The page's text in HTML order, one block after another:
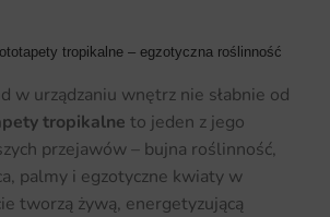
tropikalne – egzotyczna roślinność
w urządzaniu wnętrz nie słabnie od
tropikalne to jeden z jego
przejawów – bujna roślinność,
palmy i egzotyczne kwiaty w
tworzą żywą, energetyzującą